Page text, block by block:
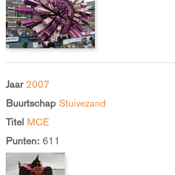
Jaar 2007
Buurtschap Stuivezand
Titel MCE
Punten: 611